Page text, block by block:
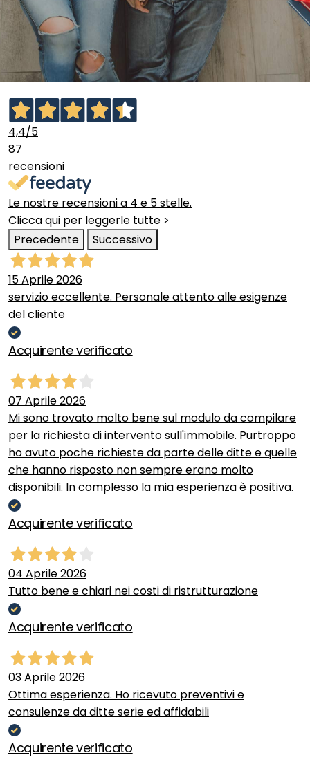
4,4/5
87
recensioni
Le nostre recensioni a 4 e 5 stelle.
Clicca qui per leggerle tutte >
Precedente
Successivo
15 Aprile 2026
servizio eccellente. Personale attento alle esigenze
del cliente
Acquirente verificato
07 Aprile 2026
Mi sono trovato molto bene sul modulo da compilare
per la richiesta di intervento sull'immobile. Purtroppo
ho avuto poche richieste da parte delle ditte e quelle
che hanno risposto non sempre erano molto
disponibili. In complesso la mia esperienza è positiva.
Acquirente verificato
04 Aprile 2026
Tutto bene e chiari nei costi di ristrutturazione
Acquirente verificato
03 Aprile 2026
Ottima esperienza. Ho ricevuto preventivi e
consulenze da ditte serie ed affidabili
Acquirente verificato